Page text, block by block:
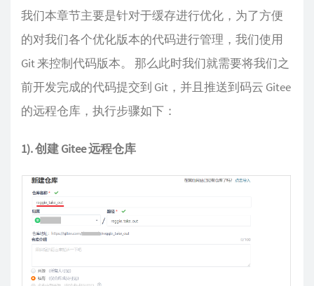
我们本章节主要是针对于缓存进行优化，为了方便
的对我们各个优化版本的代码进行管理，我们使用
Git 来控制代码版本。 那么此时我们就需要将我们之
前开发完成的代码提交到 Git，并且推送到码云 Gitee
的远程仓库，执行步骤如下：
1). 创建 Gitee 远程仓库